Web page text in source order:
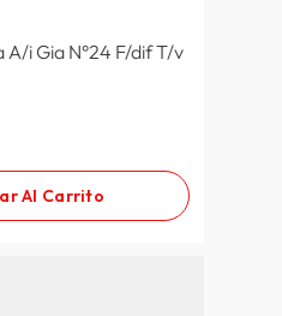
A/i Gia N°24 F/dif T/v
Al Carrito